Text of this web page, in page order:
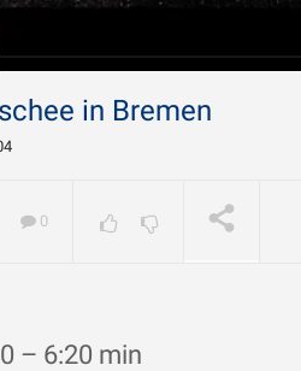
WIRD ABGESPIELT
geliebt?
in Bremen
0
– 6:20 min